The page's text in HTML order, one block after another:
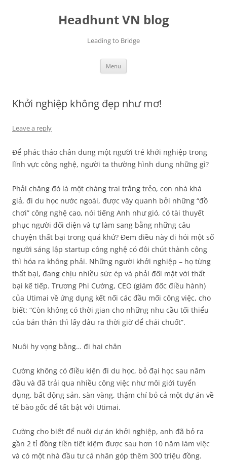
Headhunt VN blog
Leading to Bridge
Menu
Khởi nghiệp không đẹp như mơ!
Leave a reply
Để phác thảo chân dung một người trẻ khởi nghiệp trong
lĩnh vực công nghệ, người ta thường hình dung những gì?
Phải chăng đó là một chàng trai trắng trẻo, con nhà khá
giả, đi du học nước ngoài, được vây quanh bởi những “đồ
chơi” công nghệ cao, nói tiếng Anh như gió, có tài thuyết
phục người đối diện và tự làm sang bằng những câu
chuyện thất bại trong quá khứ? Đem điều này đi hỏi một số
người sáng lập startup công nghệ có đôi chút thành công
thì hóa ra không phải. Những người khởi nghiệp – họ từng
thất bại, đang chịu nhiều sức ép và phải đối mặt với thất
bại kế tiếp. Trương Phi Cường, CEO (giám đốc điều hành)
của Utimai về ứng dụng kết nối các đầu mối công việc, cho
biết: “Còn không có thời gian cho những nhu cầu tối thiểu
của bản thân thì lấy đâu ra thời giờ để chải chuốt”.
Nuôi hy vọng bằng… đi hai chân
Cường không có điều kiện đi du học, bỏ đại học sau năm
đầu và đã trải qua nhiều công việc như môi giới tuyển
dụng, bất động sản, sàn vàng, thậm chí bỏ cả một dự án về
tế bào gốc để tất bật với Utimai.
Cường cho biết để nuôi dự án khởi nghiệp, anh đã bỏ ra
gần 2 tỉ đồng tiền tiết kiệm được sau hơn 10 năm làm việc
và có một nhà đầu tư cá nhân góp thêm 300 triệu đồng.